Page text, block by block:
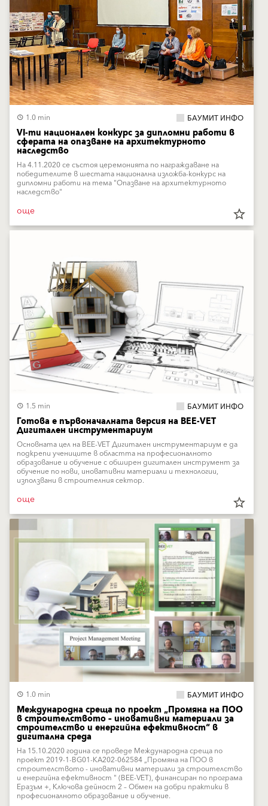
1.0 min БАУМИТ ИНФО
VI-ти национален конкурс за дипломни работи в
сферата на опазване на архитектурното
наследство
На 4.11.2020 се състоя церемонията по награждаване на
победителите в шестата национална изложба-конкурс на
дипломни работи на тема "Опазване на архитектурното
наследство"
още star_border
1.5 min БАУМИТ ИНФО
Готова е първоначалната версия на BEE-VET
Дигитален инструментариум
Основната цел на BEE-VET Дигитален инструментариум е да
подкрепи учениците в областта на професионалното
образование и обучение с обширен дигитален инструмент за
обучение по нови, иновативни материали и технологии,
използвани в строителния сектор.
още star_border
1.0 min БАУМИТ ИНФО
Международна среща по проект „Промяна на ПОО
в строителството – иновативни материали за
строителство и енергийна ефективност“ в
дигитална среда
На 15.10.2020 година се проведе Международна среща по
проект 2019-1-BG01-KA202-062584 „Промяна на ПОО в
строителството - иновативни материали за строителство
и енергийна ефективност " (BEE-VET), финансиран по програма
Еразъм +, Ключова дейност 2 – Обмен на добри практики в
професионалното образование и обучение.